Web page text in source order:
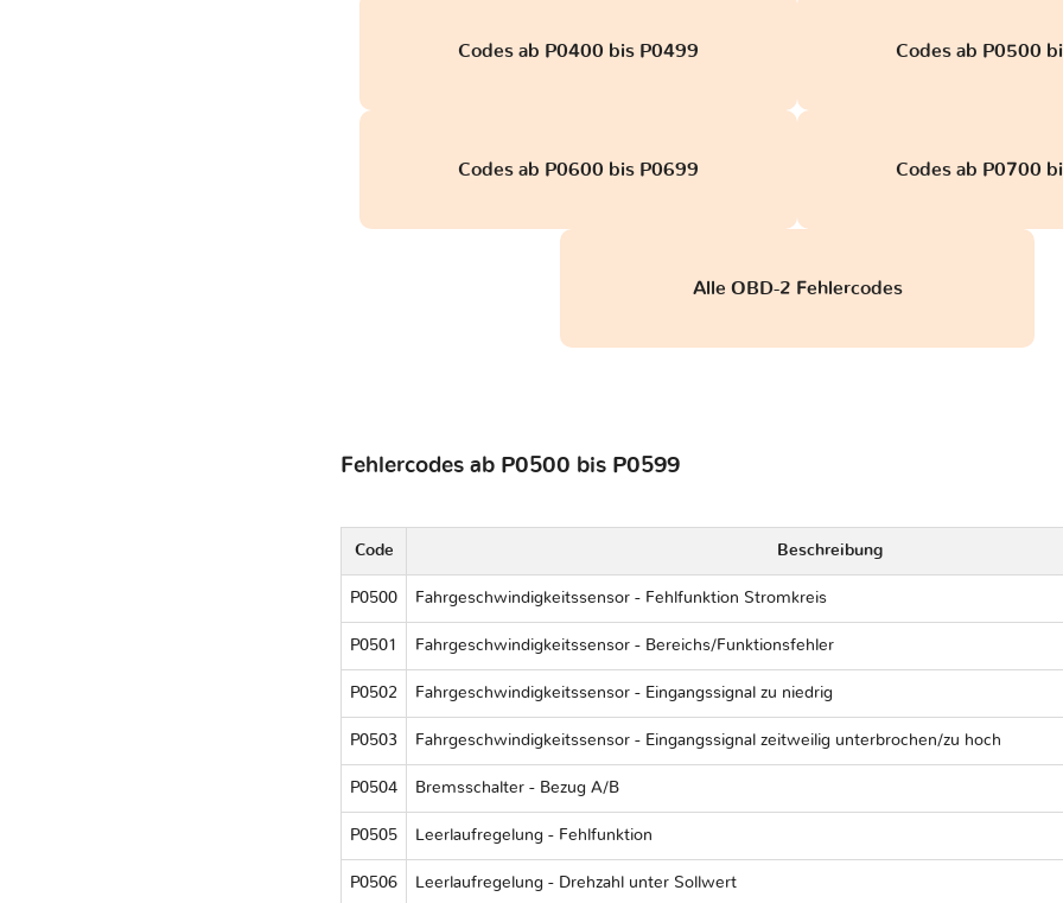
Codes ab P0400 bis P0499 Codes ab P0500
Codes ab P0600 bis P0699 Codes ab P0700
Alle OBD-2 Fehlercodes
Fehlercodes ab P0500 bis P0599
Code Beschreibung
P0500 Fahrgeschwindigkeitssensor - Fehlfunktion Stromkreis
P0501 Fahrgeschwindigkeitssensor - Bereichs/Funktionsfehler
P0502 Fahrgeschwindigkeitssensor - Eingangssignal zu niedrig
P0503 Fahrgeschwindigkeitssensor - Eingangssignal zeitweilig unterbrochen/zu hoch
P0504 Bremsschalter - Bezug A/B
P0505 Leerlaufregelung - Fehlfunktion
P0506 Leerlaufregelung - Drehzahl unter Sollwert